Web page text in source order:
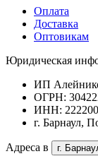
Оплата
Доставка
Оптовикам
Юридическая
ИП
ОГРН:
ИНН:
г. Барнаул,
Адреса в г.